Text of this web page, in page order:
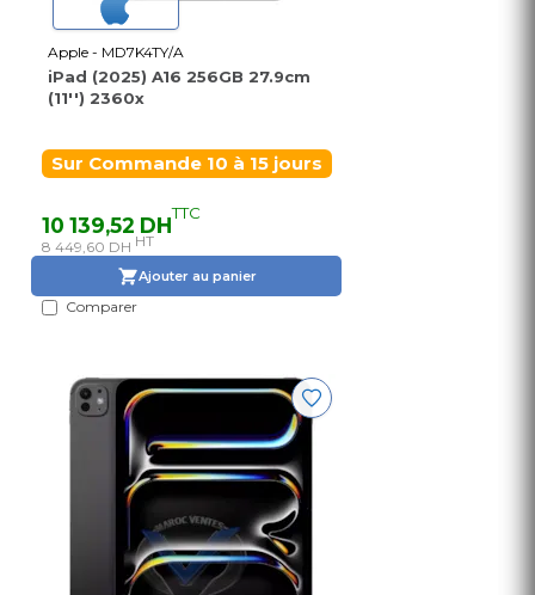
Apple - MD7K4TY/A
iPad (2025) A16 256GB 27.9cm
(11'') 2360x
Sur Commande 10 à 15 jours
10 139,52 DHTTC
8 449,60 DH HT
Ajouter au panier
Comparer